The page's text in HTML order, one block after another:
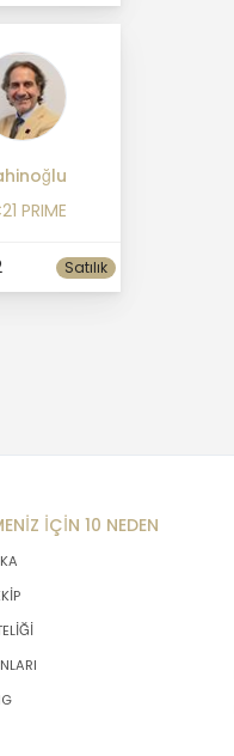
PRIME
Satılık
İÇİN 10 NEDEN